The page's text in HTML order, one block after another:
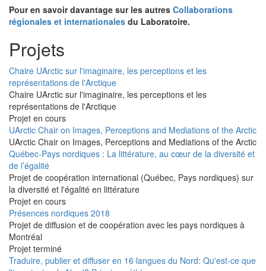
Pour en savoir davantage sur les autres Collaborations
régionales et internationales du Laboratoire.
Projets
Chaire UArctic sur l'imaginaire, les perceptions et les
représentations de l'Arctique
Chaire UArctic sur l'imaginaire, les perceptions et les
représentations de l'Arctique
Projet en cours
UArctic Chair on Images, Perceptions and Mediations of the Arctic
UArctic Chair on Images, Perceptions and Mediations of the Arctic
Québec-Pays nordiques : La littérature, au cœur de la diversité et
de l’égalité
Projet de coopération international (Québec, Pays nordiques) sur
la diversité et l'égalité en littérature
Projet en cours
Présences nordiques 2018
Projet de diffusion et de coopération avec les pays nordiques à
Montréal
Projet terminé
Traduire, publier et diffuser en 16 langues du Nord: Qu'est-ce que